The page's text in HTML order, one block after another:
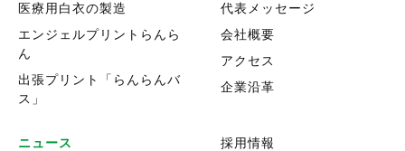
医療用白衣の製造
エンジェルプリントらんら
ん
出張プリント「らんらんバ
ス」
代表メッセージ
会社概要
アクセス
企業沿革
ニュース
採用情報